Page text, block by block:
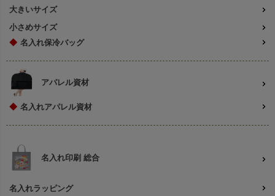
大きいサイズ
小さめサイズ
◆ 名入れ保冷バッグ
アパレル資材
◆ 名入れアパレル資材
名入れ印刷 総合
名入れラッピング